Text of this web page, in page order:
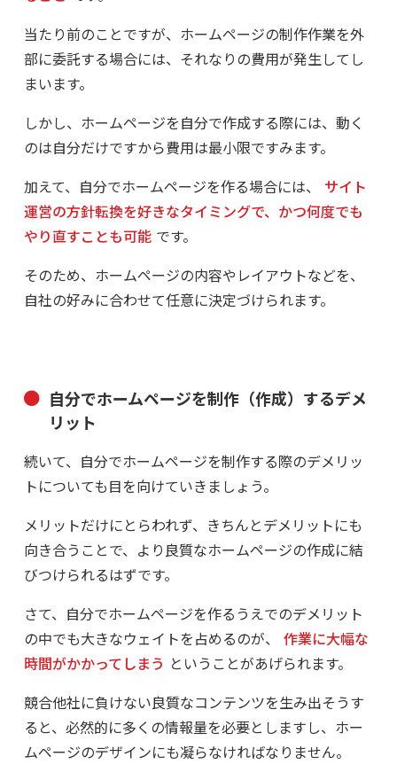
当たり前のことですが、ホームページの制作作業を外
部に委託する場合には、それなりの費用が発生してし
まいます。
しかし、ホームページを自分で作成する際には、動く
のは自分だけですから費用は最小限ですみます。
加えて、自分でホームページを作る場合には、
サイト
運営の方針転換を好きなタイミングで、かつ何度でも
やり直すことも可能 です。
そのため、ホームページの内容やレイアウトなどを、
自社の好みに合わせて任意に決定づけられます。
自分でホームページを制作（作成）するデメ
リット
続いて、自分でホームページを制作する際のデメリッ
トについても目を向けていきましょう。
メリットだけにとらわれず、きちんとデメリットにも
向き合うことで、より良質なホームページの作成に結
びつけられるはずです。
さて、自分でホームページを作るうえでのデメリット
の中でも大きなウェイトを占めるのが、
作業に大幅な
時間がかかってしまう ということがあげられます。
競合他社に負けない良質なコンテンツを生み出そうす
ると、必然的に多くの情報量を必要としますし、ホー
ムページのデザインにも凝らなければなりません。